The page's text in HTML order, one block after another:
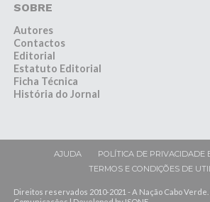
SOBRE
Autores
Contactos
Editorial
Estatuto Editorial
Ficha Técnica
História do Jornal
AJUDA
POLÍTICA DE PRIVACIDADE
TERMOS E CONDIÇÕES DE
Direitos reservados 2010-2021 - A Nação Cabo